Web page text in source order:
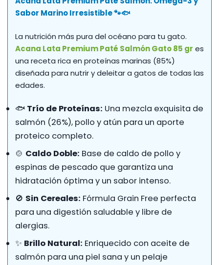
10,20 €
hasta
19,80 €
Sabor Marino Irresistible 🐾🐟
La nutrición más pura del océano para tu gato.
Acana Lata Premium Paté Salmón Gato 85 gr es
una receta rica en proteínas marinas (85%)
diseñada para nutrir y deleitar a gatos de todas las
edades.
🐟 Trío de Proteínas: Una mezcla exquisita de
salmón (26%), pollo y atún para un aporte
proteico completo.
🍲 Caldo Doble: Base de caldo de pollo y
espinas de pescado que garantiza una
hidratación óptima y un sabor intenso.
🚫 Sin Cereales: Fórmula Grain Free perfecta
para una digestión saludable y libre de
alergias.
✨ Brillo Natural: Enriquecido con aceite de
salmón para una piel sana y un pelaje